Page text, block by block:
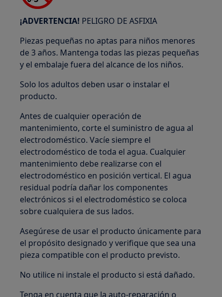
¡ADVERTENCIA! PELIGRO DE ASFIXIA
Piezas pequeñas no aptas para niños menores
de 3 años. Mantenga todas las piezas pequeñas
y el embalaje fuera del alcance de los niños.
Solo los adultos deben usar o instalar el
producto.
Antes de cualquier operación de
mantenimiento, corte el suministro de agua al
electrodoméstico. Vacíe siempre el
electrodoméstico de toda el agua. Cualquier
mantenimiento debe realizarse con el
electrodoméstico en posición vertical. El agua
residual podría dañar los componentes
electrónicos si el electrodoméstico se coloca
sobre cualquiera de sus lados.
Asegúrese de usar el producto únicamente para
el propósito designado y verifique que sea una
pieza compatible con el producto previsto.
No utilice ni instale el producto si está dañado.
Tenga en cuenta que la auto-reparación o